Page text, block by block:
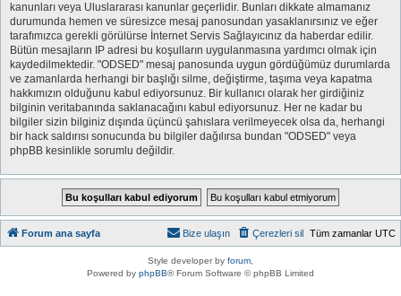
kanunları veya Uluslararası kanunlar geçerlidir. Bunları dikkate almamanız
durumunda hemen ve süresizce mesaj panosundan yasaklanırsınız ve eğer
tarafımızca gerekli görülürse İnternet Servis Sağlayıcınız da haberdar edilir.
Bütün mesajların IP adresi bu koşulların uygulanmasına yardımcı olmak için
kaydedilmektedir. "ODSED" mesaj panosunda uygun gördüğümüz durumlarda
ve zamanlarda herhangi bir başlığı silme, değiştirme, taşıma veya kapatma
hakkımızın olduğunu kabul ediyorsunuz. Bir kullanıcı olarak her girdiğiniz
bilginin veritabanında saklanacağını kabul ediyorsunuz. Her ne kadar bu
bilgiler sizin bilginiz dışında üçüncü şahıslara verilmeyecek olsa da, herhangi
bir hack saldırısı sonucunda bu bilgiler dağılırsa bundan "ODSED" veya
phpBB kesinlikle sorumlu değildir.
Forum ana sayfa Tüm zamanlar UTC
Çerezleri sil
Bize ulaşın
Style developer by forum
Powered by phpBB® Forum Software © phpBB Limited